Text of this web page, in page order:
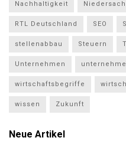
Nachhaltigkeit
RTL Deutschland SEO
stellenabbau Steuern
Unternehmen
wirtschaftsbegriffe
wissen Zukunft
Neue Artikel